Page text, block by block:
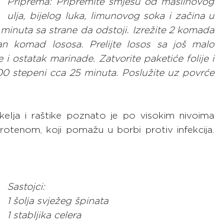
ulja, bijelog luka, limunovog soka i začina u
sa strane da odstoji. Izrežite 2 komada
komad lososa. Prelijte losos sa još malo
ostatak marinade. Zatvorite paketiće folije i
stepeni cca 25 minuta. Poslužite uz povrće
i raštike poznato je po visokim nivoima
koji pomažu u borbi protiv infekcija.
Sastojci:
1 šolja svježeg špinata
1 stabljika celera